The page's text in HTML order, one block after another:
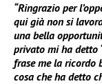
“Ringrazio per
qui già non si
una bella
privato mi ha detto
frase me la ricordo
cosa che ha detto